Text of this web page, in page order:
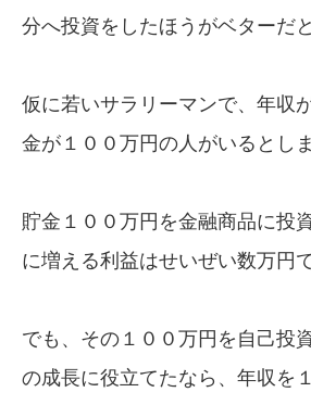
分へ投資をしたほうがベターだ
仮に若いサラリーマンで、年収
金が１００万円の人がいるとしま
貯金１００万円を金融商品に投
に増える利益はせいぜい数万円で
でも、その１００万円を自己投
の成長に役立てたなら、年収を